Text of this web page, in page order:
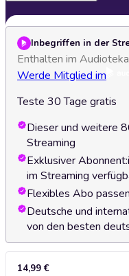
Inbegriffen in der
Enthalten im
Werde Mitglied im
Teste 30 Tage gratis
Dieser und weitere
Streaming
Exklusiver
im Streaming
Flexibles Abo
Deutsche und
von den besten
14,99 €